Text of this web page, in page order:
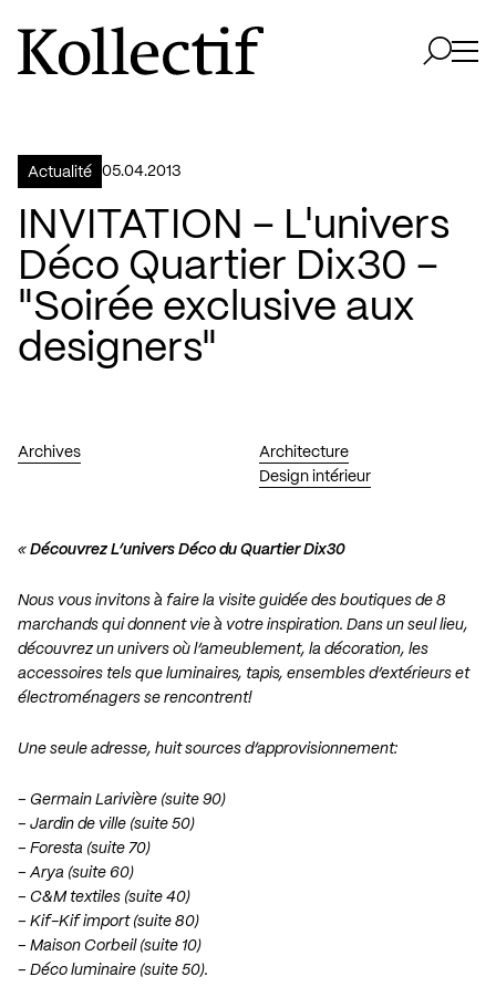
Aller à la page d'accueil
Logo Kollectif
Actualité 05.04.2013
INVITATION – L'univers
Déco Quartier Dix30 –
"Soirée exclusive aux
designers"
Archives
Architecture
Design intérieur
« Découvrez L’univers Déco du Quartier Dix30
Nous vous invitons à faire la visite guidée des boutiques de 8
marchands qui donnent vie à votre inspiration. Dans un seul lieu,
découvrez un univers où l’ameublement, la décoration, les
accessoires tels que luminaires, tapis, ensembles d’extérieurs et
électroménagers se rencontrent!
Une seule adresse, huit sources d’approvisionnement:
– Germain Larivière (suite 90)
– Jardin de ville (suite 50)
– Foresta (suite 70)
– Arya (suite 60)
– C&M textiles (suite 40)
– Kif-Kif import (suite 80)
– Maison Corbeil (suite 10)
– Déco luminaire (suite 50).